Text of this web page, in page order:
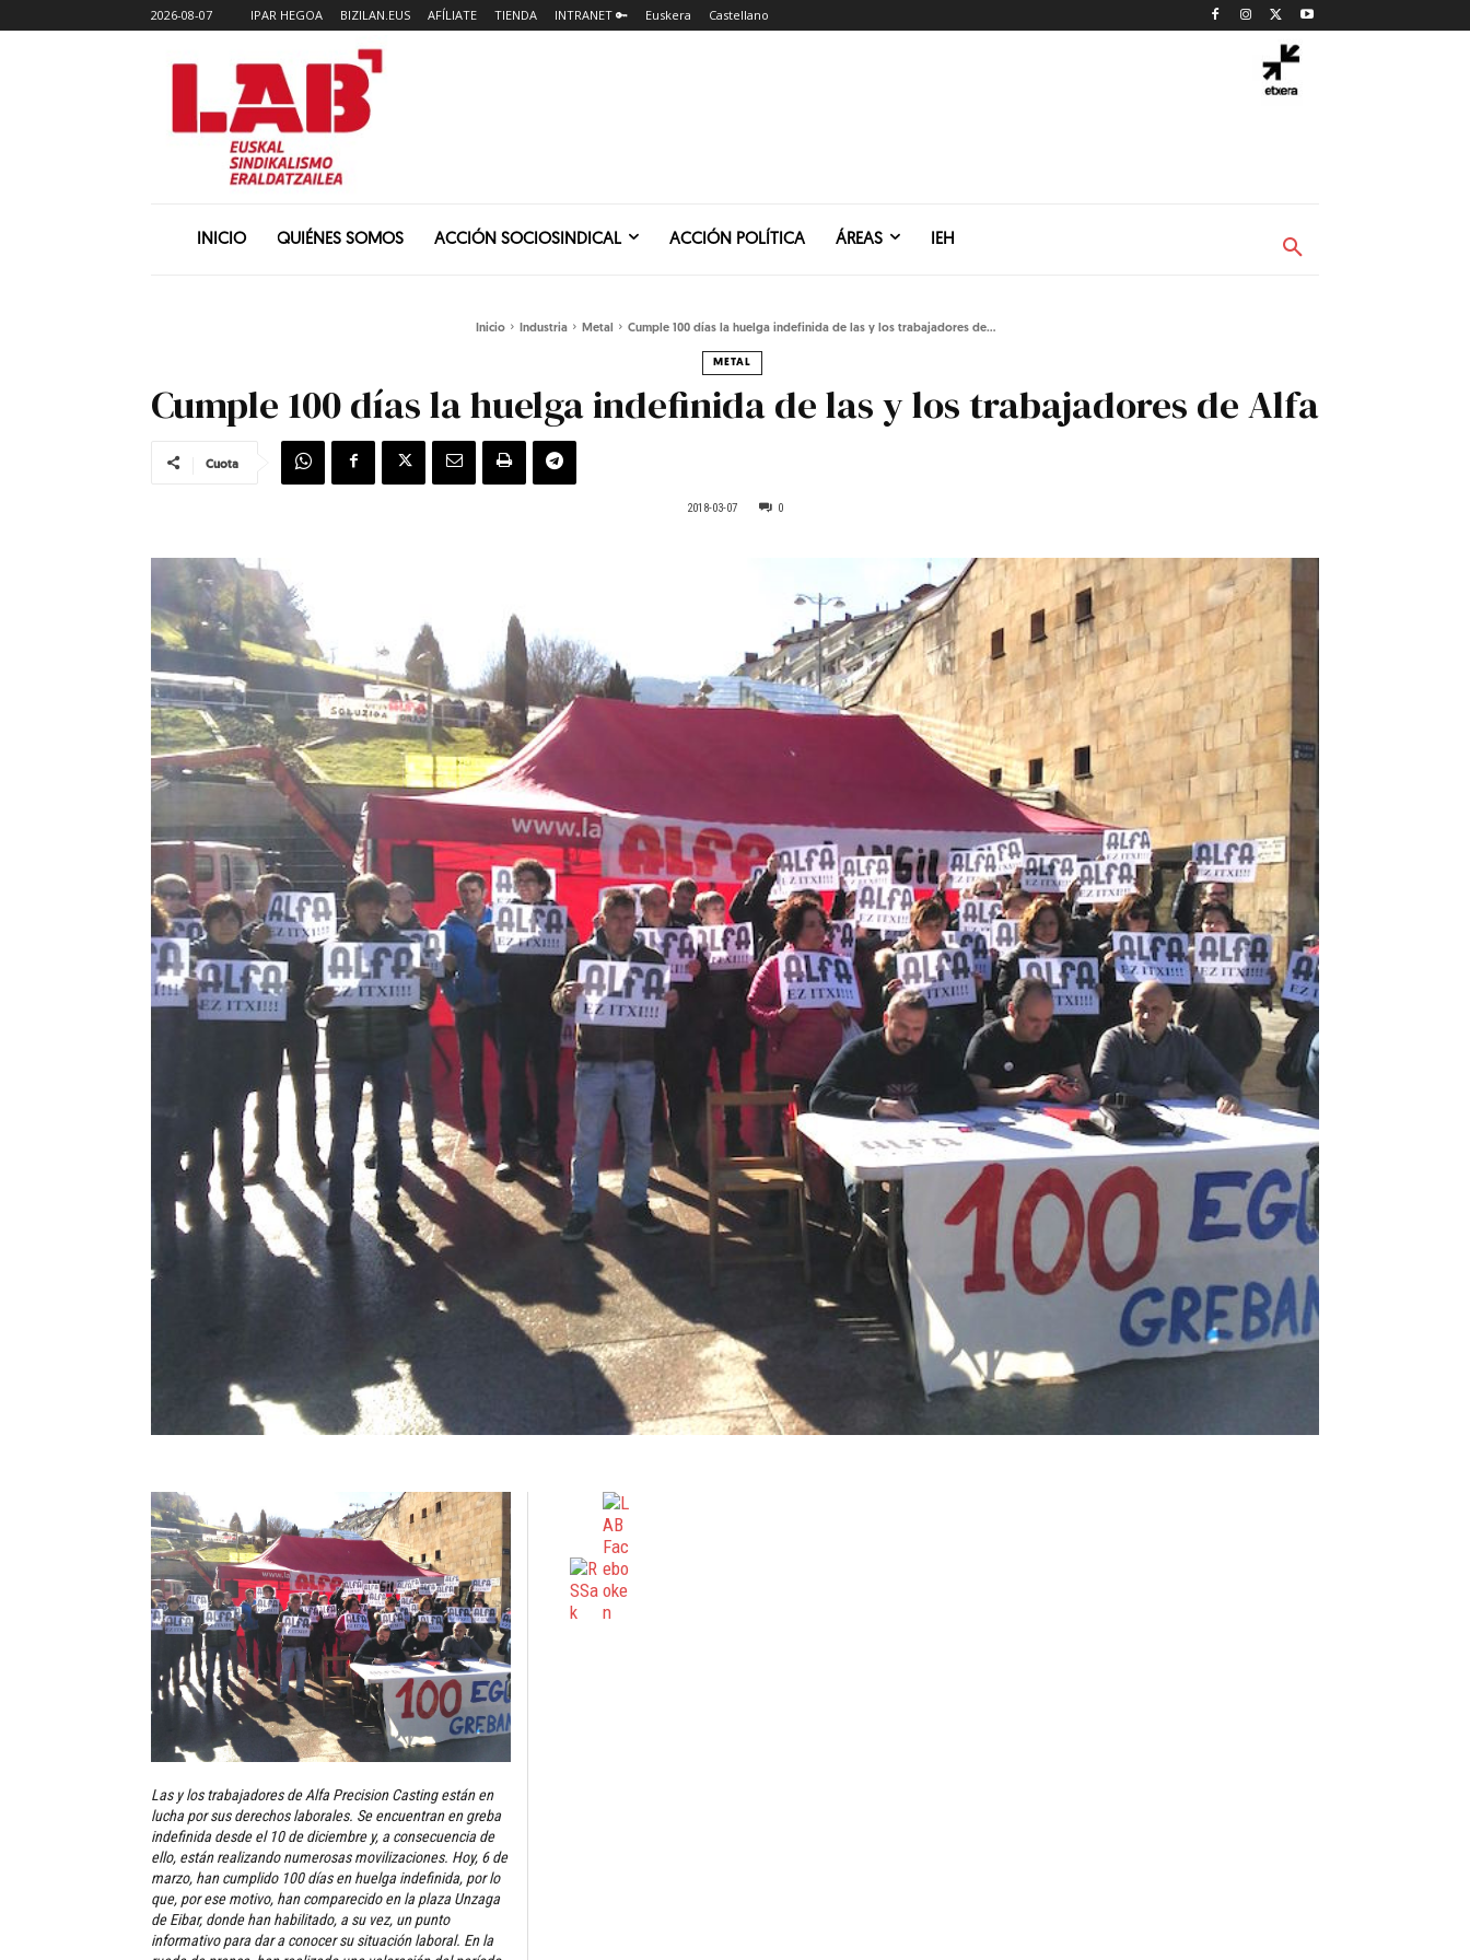
2026-08-07 IPAR HEGOA BIZILAN.EUS AFÍLIATE TIENDA INTRANET 🔑 Euskera Castellano
INICIO QUIÉNES SOMOS ACCIÓN SOCIOSINDICAL ACCIÓN POLÍTICA ÁREAS IEH
Inicio Industria Metal Cumple 100 días la huelga indefinida de las y los trabajadores de...
METAL
Cumple 100 días la huelga indefinida de las y los trabajadores de Alfa
Cuota
2018-03-07 0
Las y los trabajadores de Alfa Precision Casting están en
lucha por sus derechos laborales. Se encuentran en greba
indefinida desde el 10 de diciembre y, a consecuencia de
ello, están realizando numerosas movilizaciones. Hoy, 6 de
marzo, han cumplido 100 días en huelga indefinida, por lo
que, por ese motivo, han comparecido en la plaza Unzaga
de Eibar, donde han habilitado, a su vez, un punto
informativo para dar a conocer su situación laboral. En la